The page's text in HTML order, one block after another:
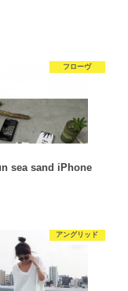
フローヴ
sea sand iPhone
アングリッド